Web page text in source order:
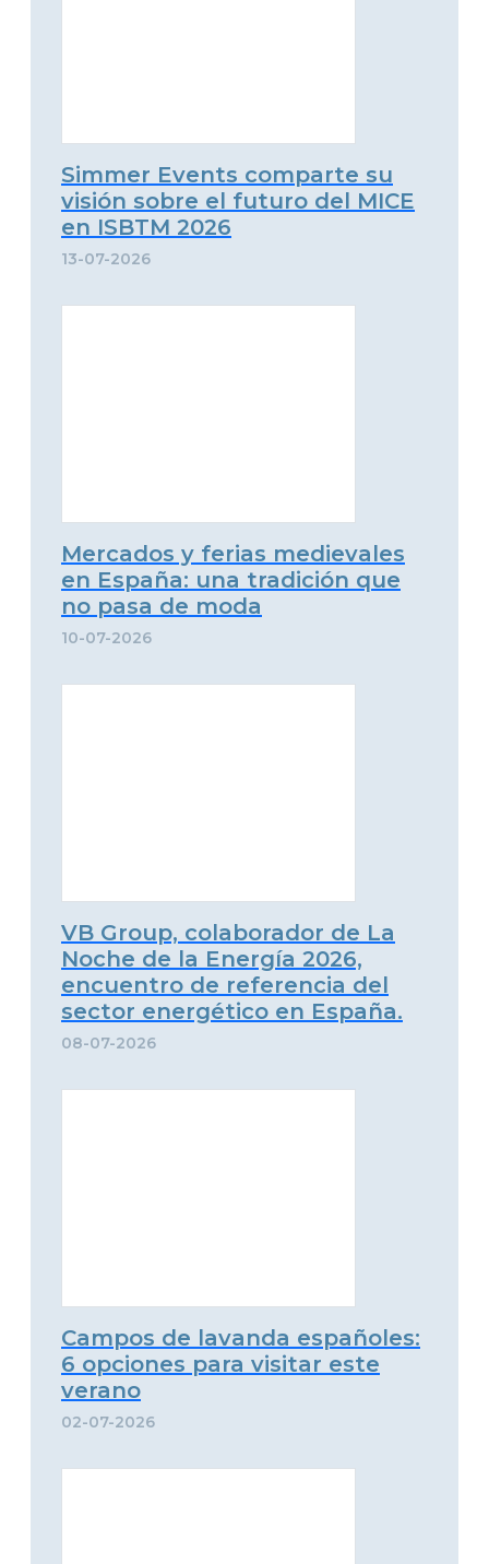
Simmer Events comparte su
visión sobre el futuro del MICE
en ISBTM 2026
13-07-2026
Mercados y ferias medievales
en España: una tradición que
no pasa de moda
10-07-2026
VB Group, colaborador de La
Noche de la Energía 2026,
encuentro de referencia del
sector energético en España.
08-07-2026
Campos de lavanda españoles:
6 opciones para visitar este
verano
02-07-2026